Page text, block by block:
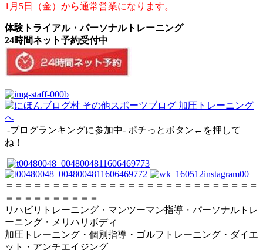
1月5日（金）から通常営業になります。
体験トライアル・パーソナルトレーニング
24時間ネット予約受付中
-ブログランキングに参加中- ポチっとボタン←を押して
ね！
＝＝＝＝＝＝＝＝＝＝＝＝＝＝＝＝＝＝＝＝＝＝＝＝＝＝＝
＝＝＝＝＝＝＝＝＝＝
リハビリトレーニング・マンツーマン指導・パーソナルトレ
ーニング・メリハリボディ
加圧トレーニング・個別指導・ゴルフトレーニング・ダイエ
ット・アンチエイジング